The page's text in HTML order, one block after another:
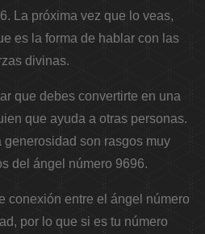
La próxima vez que lo veas,
es la forma de hablar con las
divinas.
que debes convertirte en una
que ayuda a otras personas.
generosidad son rasgos muy
del ángel número 9696.
conexión entre el ángel número
por lo que si es tu número